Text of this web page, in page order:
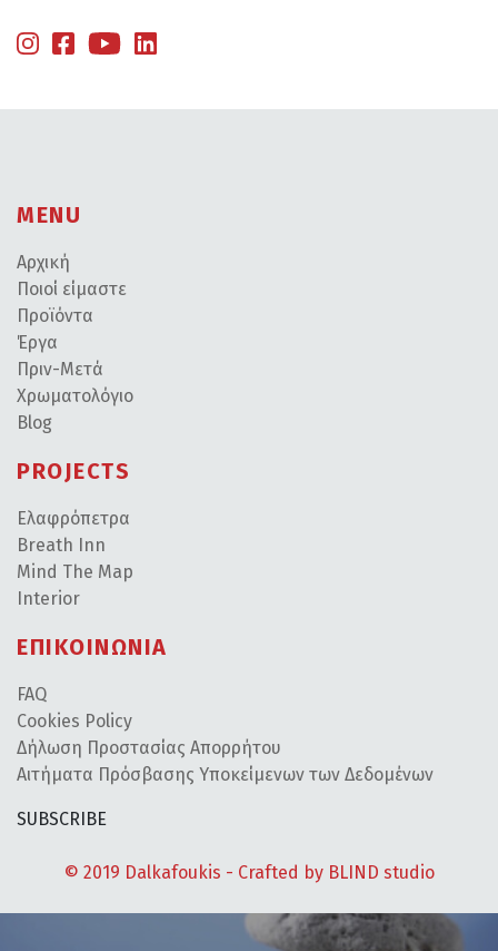
MENU
Αρχική
Ποιοί είμαστε
Προϊόντα
Έργα
Πριν-Μετά
Χρωματολόγιο
Blog
PROJECTS
Ελαφρόπετρα
Breath Inn
Mind The Map
Interior
ΕΠΙΚΟΙΝΩΝΙΑ
FAQ
Cookies Policy
Δήλωση Προστασίας Απορρήτου
Αιτήματα Πρόσβασης Υποκείμενων των Δεδομένων
SUBSCRIBE
© 2019 Dalkafoukis - Crafted by BLIND studio